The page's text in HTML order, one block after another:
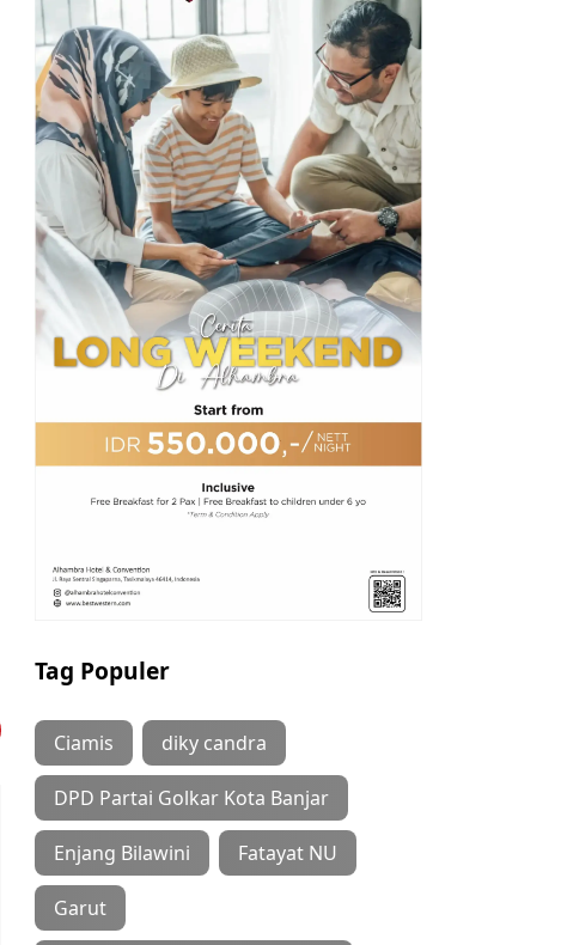
Tag Populer
Ciamis diky candra
DPD Partai Golkar Kota Banjar
Enjang Bilawini Fatayat NU
Garut